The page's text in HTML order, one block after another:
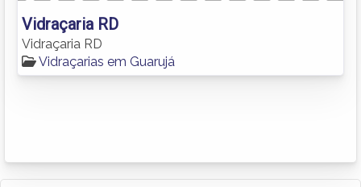
Vidraçaria RD
Vidraçaria RD
Vidraçarias em Guarujá